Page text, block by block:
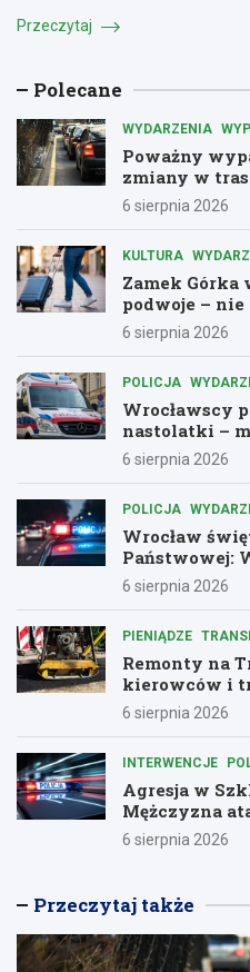
Przeczytaj
Polecane
WYDARZENIA
Poważny
zmiany w
miejskiej
6 sierpnia 2026
KULTURA
Zamek Górka
podwoje –
przygody!
6 sierpnia 2026
POLICJA
Wrocławscy
nastolatki –
6 sierpnia 2026
POLICJA
Wrocław
Państwowej:
6 sierpnia 2026
PIENIĄDZE
Remonty na
kierowców i
6 sierpnia 2026
INTERWENCJE
Agresja w
Mężczyzna
policjantów
6 sierpnia 2026
Przeczytaj także